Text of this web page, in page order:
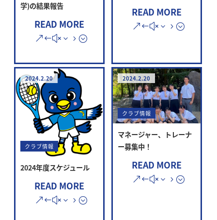
学)の結果報告
READ MORE
READ MORE
2024.2.20
クラブ情報
2024年度スケジュール
READ MORE
2024.2.20
クラブ情報
マネージャー、トレーナ
ー募集中！
READ MORE